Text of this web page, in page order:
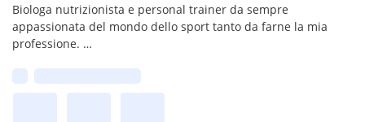
Biologa nutrizionista e personal trainer da sempre
appassionata del mondo dello sport tanto da farne la mia
professione.